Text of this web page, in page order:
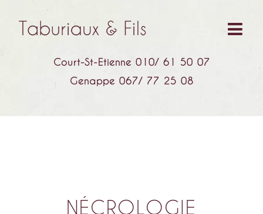
Court-St-Etienne 010/ 61 50 07
Genappe 067/ 77 25 08
NÉCROLOGIE